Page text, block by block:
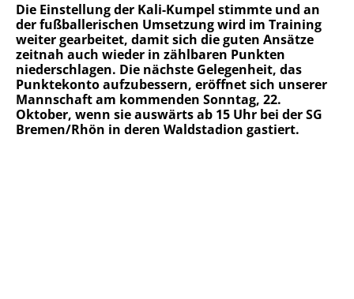
Die Einstellung der Kali-Kumpel stimmte und an
der fußballerischen Umsetzung wird im Training
weiter gearbeitet, damit sich die guten Ansätze
zeitnah auch wieder in zählbaren Punkten
niederschlagen. Die nächste Gelegenheit, das
Punktekonto aufzubessern, eröffnet sich unserer
Mannschaft am kommenden Sonntag, 22.
Oktober, wenn sie auswärts ab 15 Uhr bei der SG
Bremen/Rhön in deren Waldstadion gastiert.